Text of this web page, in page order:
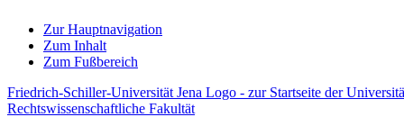
Zur Hauptnavigation
Zum Inhalt
Zum Fußbereich
Friedrich-Schiller-Universität Jena Logo - zur Startseite der
Rechtswissenschaftliche Fakultät